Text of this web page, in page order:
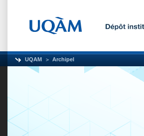
UQAM Archipel